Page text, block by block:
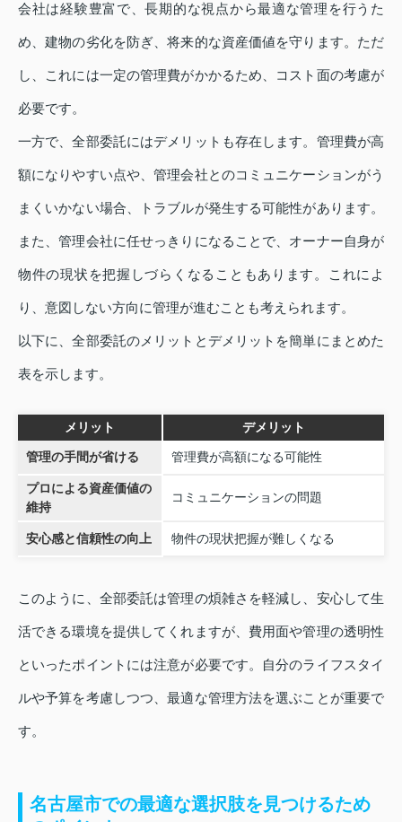
会社は経験豊富で、長期的な視点から最適な管理を行うた
め、建物の劣化を防ぎ、将来的な資産価値を守ります。ただ
し、これには一定の管理費がかかるため、コスト面の考慮が
必要です。
一方で、全部委託にはデメリットも存在します。管理費が高
額になりやすい点や、管理会社とのコミュニケーションがう
まくいかない場合、トラブルが発生する可能性があります。
また、管理会社に任せっきりになることで、オーナー自身が
物件の現状を把握しづらくなることもあります。これによ
り、意図しない方向に管理が進むことも考えられます。
以下に、全部委託のメリットとデメリットを簡単にまとめた
表を示します。
メリット デメリット
管理の手間が省ける 管理費が高額になる可能性
プロによる資産価値の
維持
コミュニケーションの問題
安心感と信頼性の向上 物件の現状把握が難しくなる
このように、全部委託は管理の煩雑さを軽減し、安心して生
活できる環境を提供してくれますが、費用面や管理の透明性
といったポイントには注意が必要です。自分のライフスタイ
ルや予算を考慮しつつ、最適な管理方法を選ぶことが重要で
す。
名古屋市での最適な選択肢を見つけるため